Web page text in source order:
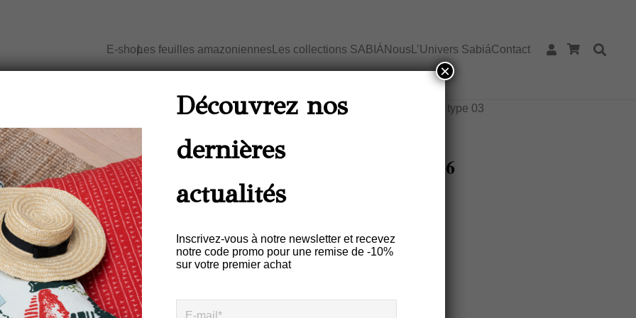
E-shopLes feuilles amazoniennes Les collections SABIÁ Nous L’Univers SabiáContact
Maison - Feuilles Amazoniennes
kit 6 unités type 03
Dessous De Verre FOLHINHAS – Kit 6
Unités Type 03
54,00
Description Informations complémentaires
L’artisanat composé de caoutchouc 100% naturel de
l’Amazonie conjugue le savoir-faire traditionnel des
Découvrez nos
dernières
actualités
Inscrivez-vous à notre newsletter et recevez
notre code promo pour une remise de -10%
sur votre premier achat
×